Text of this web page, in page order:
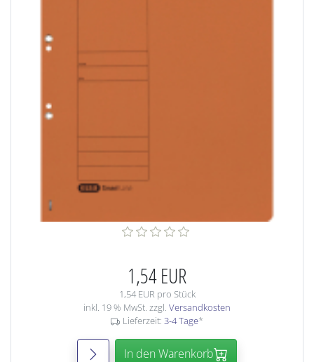
1,54 EUR
1,54 EUR pro Stück
inkl. 19 % MwSt. zzgl. Versandkosten
Lieferzeit: 3-4 Tage*
In den Warenkorb